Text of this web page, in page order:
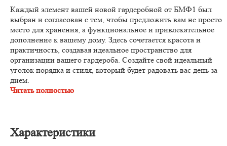
Каждый элемент вашей новой гардеробной от БМФ1 был
выбран и согласован с тем, чтобы предложить вам не просто
место для хранения, а функциональное и привлекательное
дополнение к вашему дому. Здесь сочетается красота и
практичность, создавая идеальное пространство для
организации вашего гардероба. Создайте свой идеальный
уголок порядка и стиля, который будет радовать вас день за
днем.
Читать полностью
Характеристики